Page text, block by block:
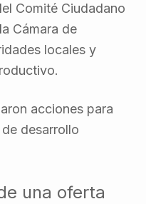
Comité Ciudadano
Cámara de
locales y
acciones para
desarrollo
una oferta